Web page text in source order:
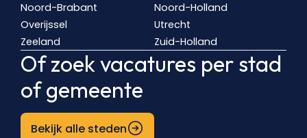
Noord-Brabant
Noord-Holland
Overijssel
Utrecht
Zeeland
Zuid-Holland
Of zoek vacatures per stad
of gemeente
Bekijk alle steden